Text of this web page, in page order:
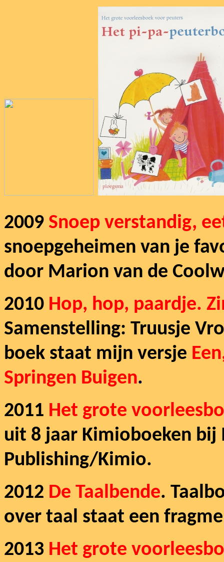
2009 Snoep verstandig,
snoepgeheimen van je
door Marion van de
2010 Hop, hop, paardje.
Samenstelling: Truusje
boek staat mijn versje
Springen Buigen.
2011 Het grote
uit 8 jaar Kimioboeken bij
Publishing/Kimio.
2012 De Taalbende.
over taal staat een
2013 Het grote